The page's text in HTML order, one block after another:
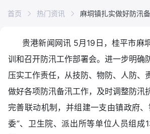
首页 热门资讯 麻垌镇扎实做好防汛
贵港新闻网讯 5月19日，桂平市麻
训和召开防汛工作部署会。进一步明确
压实工作责任，从技防、物防、人防、
做好各项防汛备汛工作，及时调整防汛
完善联动机制，并组建一支由镇政府
委”、卫生院、派出所等单位人员组成